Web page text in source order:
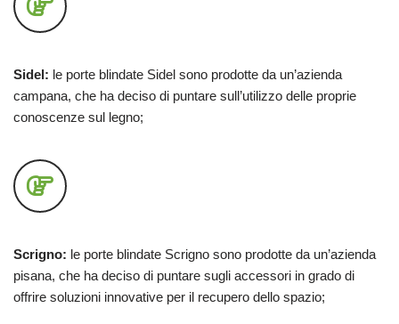
Sidel: le porte blindate Sidel sono prodotte da un’azienda
campana, che ha deciso di puntare sull’utilizzo delle proprie
conoscenze sul legno;
Scrigno: le porte blindate Scrigno sono prodotte da un’azienda
pisana, che ha deciso di puntare sugli accessori in grado di
offrire soluzioni innovative per il recupero dello spazio;